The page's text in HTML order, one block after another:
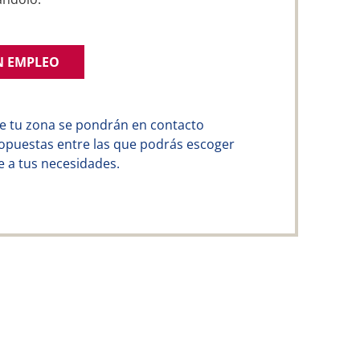
EMPLEO
tu zona se pondrán en contacto
entre las que podrás escoger
a tus necesidades.